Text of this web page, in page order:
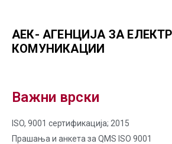
АЕК- АГЕНЦИЈА ЗА
КОМУНИКАЦИИ
Важни врски
ISO, 9001 сертификација; 2015
Прашања и анкета за QMS ISO 9001